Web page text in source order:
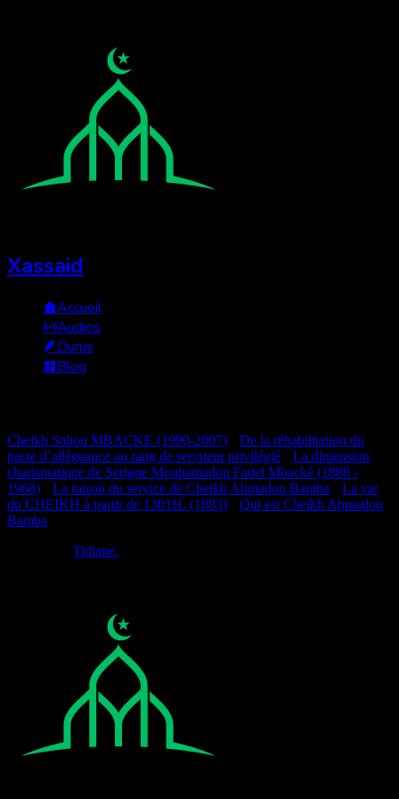
Xassaid
Accueil
Audios
Durus
Blog
Cheikh Saliou MBACKE (1990-2007)
De la réhabilitation du
pacte d’allégeance au rang de serviteur privilégié
La dimension
charismatique de Serigne Mouhamadou Fadel Mbacké (1888 -
1968)
La raison du service de Cheikh Ahmadou Bamba
La vie
du CHEIKH à partir de 1301H. (1883)
Qui est Cheikh Ahmadou
Bamba
Tidiane.